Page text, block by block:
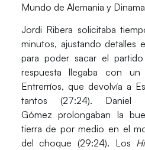
Mundo de Alemania y
Jordi Ribera solicitaba
minutos, ajustando detalles
para poder sacar el
respuesta llegaba con
Entrerríos, que devolvía a
tantos (27:24). Daniel
Gómez prolongaban la
tierra de por medio en el
del choque (29:24). Los